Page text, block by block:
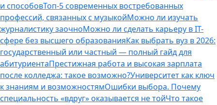
и способовТоп-5 современных востребованных
профессий, связанных с музыкойМожно ли изучать
журналистику заочноМожно ли сделать карьеру в IT-
сфере без высшего образованияКак выбрать вуз в 2026:
государственный или частный — полный гайд для
абитуриентаПрестижная работа и высокая зарплата
после колледжа: такое возможно?Университет как ключ
к знаниям и возможностямОшибки выбора. Почему
специальность «вдруг» оказывается не тойЧто такое